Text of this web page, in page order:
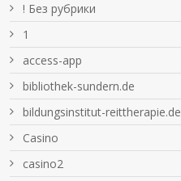
! Без рубрики
1
access-app
bibliothek-sundern.de
bildungsinstitut-reittherapie.de
Casino
casino2